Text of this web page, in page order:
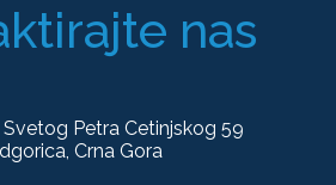
nas
Petra Cetinjskog 59
Crna Gora